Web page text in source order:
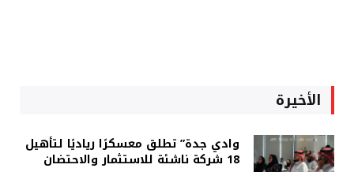
الأخيرة
وادي جدة” تطلق معسكرًا رياديًا لتأهيل
18 شركة ناشئة للاستثمار والاحتضان